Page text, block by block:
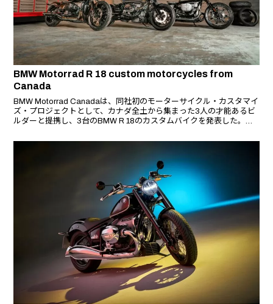
BMW Motorrad R 18 custom motorcycles from
Canada
BMW Motorrad Canadaは、同社初のモーターサイクル・カスタマイ
ズ・プロジェクトとして、カナダ全土から集まった3人の才能あるビ
ルダーと提携し、3台のBMW R 18のカスタムバイクを発表した。選
Donovan、ブリティッシュ・コロンビア州ケローナのKonquer